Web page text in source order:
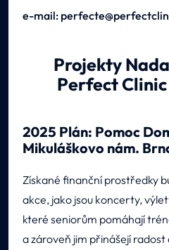
e-mail:
Projekty
Perfect
2025 Plán: Pomoc
Mikuláškovo nám.
Získané finanční prostředky
akce, jako jsou koncerty,
které seniorům pomáhají
a zároveň jim přinášejí